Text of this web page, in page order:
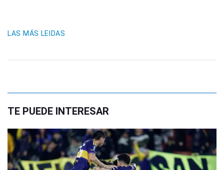
LAS MÁS LEIDAS
TE PUEDE INTERESAR